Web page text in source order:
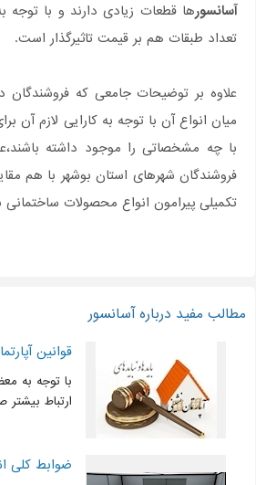
آسانسورها قطعات زیادی دارند و با
تعداد طبقات هم بر قیمت تاثیرگذار است.
علاوه بر توضیحات جامعی که فروشندگان
میان انواع آن با توجه به کارایی لازم آن
با چه مشخصاتی را موجود داشته
فروشندگان شهرهای استان بوشهر با هم
تکمیلی پیرامون انواع محصولات
مطالب مفید درباره آسانسور
قوانین
با توجه به
ارتباط
ضوابط کلی